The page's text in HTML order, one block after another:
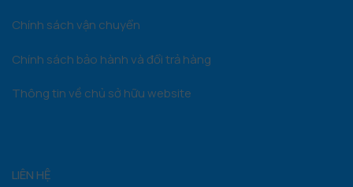
Chính sách vận chuyển
Chính sách bảo hành và đổi trả hàng
Thông tin về chủ sở hữu website
LIÊN HỆ